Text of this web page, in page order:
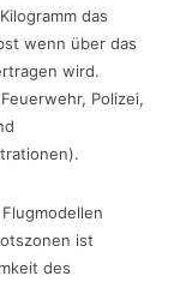
das
wenn über das
wird.
Polizei,
ist
des